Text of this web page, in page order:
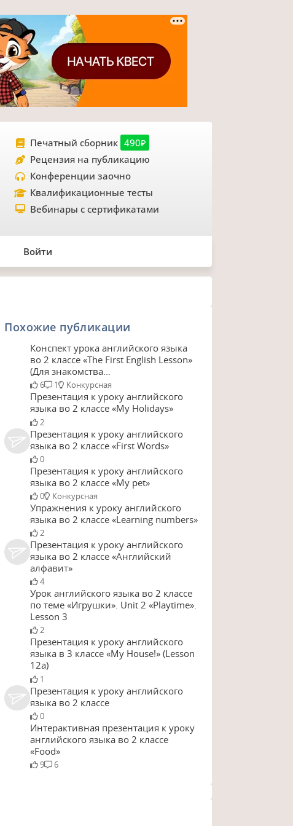
Печатный сборник 490₽
Рецензия на публикацию
Конференции заочно
Квалификационные тесты
Вебинары с сертификатами
Войти
Похожие публикации
Конспект урока английского языка
во 2 классе «The First English Lesson»
(Для знакомства...
6 1 Конкурсная
Презентация к уроку английского
языка во 2 классе «My Holidays»
2
Презентация к уроку английского
языка во 2 классе «First Words»
0
Презентация к уроку английского
языка во 2 классе «My pet»
0 Конкурсная
Упражнения к уроку английского
языка во 2 классе «Learning numbers»
2
Презентация к уроку английского
языка во 2 классе «Английский
алфавит»
4
Урок английского языка во 2 классе
по теме «Игрушки». Unit 2 «Playtime».
Lesson 3
2
Презентация к уроку английского
языка в 3 классе «My House!» (Lesson
12а)
1
Презентация к уроку английского
языка во 2 классе
0
Интерактивная презентация к уроку
английского языка во 2 классе
«Food»
9 6